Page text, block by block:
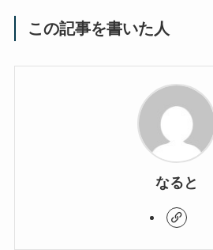
この記事を書いた人
なると